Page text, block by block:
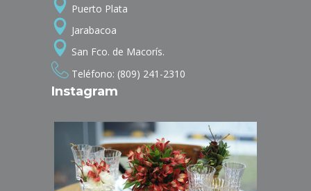
Puerto Plata
Jarabacoa
San Fco. de Macorís.
Teléfono: (809) 241-2310
Instagram